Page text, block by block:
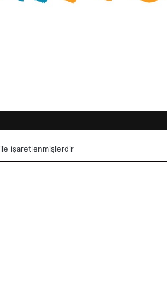
ile işaretlenmişlerdir